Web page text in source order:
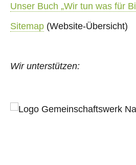
Unser Buch „Wir tun was für
Sitemap (Website-Übersicht)
Wir unterstützen: